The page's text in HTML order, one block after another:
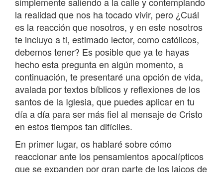
la realidad que nos ha tocado vivir, pero ¿Cuál
es la reacción que nosotros, y en este nosotros
te incluyo a ti, estimado lector, como católicos,
debemos tener? Es posible que ya te hayas
hecho esta pregunta en algún momento, a
continuación, te presentaré una opción de vida,
avalada por textos bíblicos y reflexiones de los
santos de la Iglesia, que puedes aplicar en tu
día a día para ser más fiel al mensaje de Cristo
en estos tiempos tan difíciles.
En primer lugar, os hablaré sobre cómo
reaccionar ante los pensamientos apocalípticos
que se expanden por gran parte de los laicos de